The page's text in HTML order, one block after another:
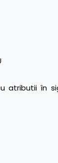
atributii în